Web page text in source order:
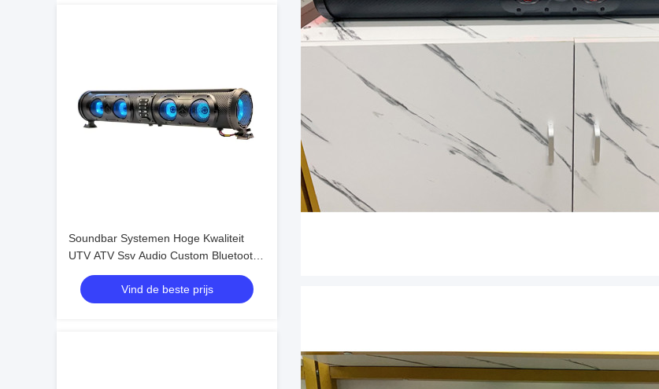
Soundbar Systemen Hoge Kwaliteit
UTV ATV Ssv Audio Custom Bluetooth
4 Luidsprekers Afstandsbediening IP66
Waterdicht USBVind de beste prijs